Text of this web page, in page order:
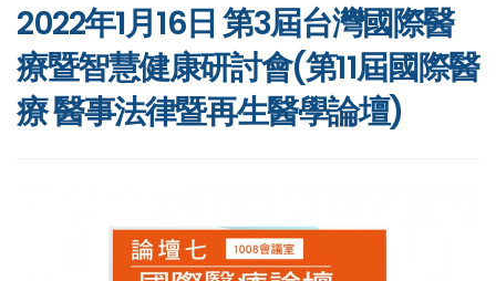
2022‎年‎1‎月‎16‎日 第3屆台灣國際醫
療暨智慧健康研討會(第11屆國際醫
療 醫事法律暨再生醫學論壇)